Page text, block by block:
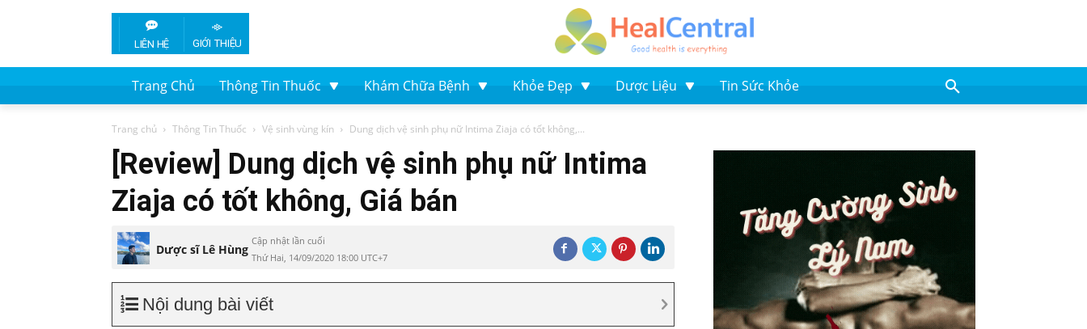
LIÊN HỆ GIỚI THIỆU
Trang Chủ Thông Tin Thuốc Khám Chữa Bệnh Khỏe Đẹp Dược Liệu Tin Sức Khỏe
Trang chủ Thông Tin Thuốc Vệ sinh vùng kín Dung dịch vệ sinh phụ nữ Intima Ziaja có tốt không,...
[Review] Dung dịch vệ sinh phụ nữ Intima
Ziaja có tốt không, Giá bán
Dược sĩ Lê Hùng
Cập nhật lần cuối
Thứ Hai, 14/09/2020 18:00 UTC+7
Nội dung bài viết